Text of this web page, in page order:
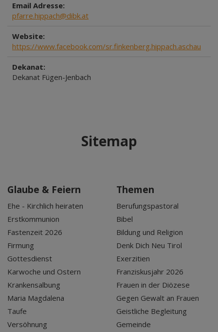
Email Adresse:
pfarre.hippach@dibk.at
Website:
https://www.facebook.com/sr.finkenberg.hippach.aschau
Dekanat:
Dekanat Fügen-Jenbach
Sitemap
Glaube & Feiern
Ehe - Kirchlich heiraten
Erstkommunion
Fastenzeit 2026
Firmung
Gottesdienst
Karwoche und Ostern
Krankensalbung
Maria Magdalena
Taufe
Versöhnung
Themen
Berufungspastoral
Bibel
Bildung und Religion
Denk Dich Neu Tirol
Exerzitien
Franziskusjahr 2026
Frauen in der Diözese
Gegen Gewalt an Frauen
Geistliche Begleitung
Gemeinde